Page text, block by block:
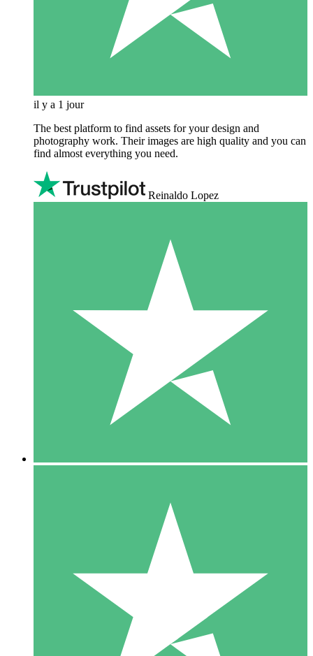
il y a 1 jour
The best platform to find assets for your design and
photography work. Their images are high quality and you can
find almost everything you need.
Reinaldo Lopez